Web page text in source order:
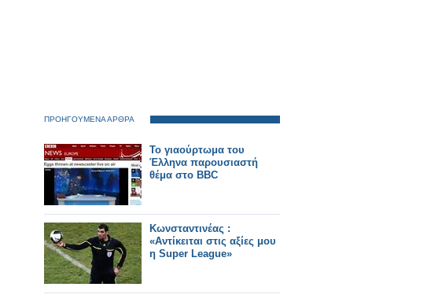
ΠΡΟΗΓΟΥΜΕΝΑ ΑΡΘΡΑ
Το γιαούρτωμα του
Έλληνα παρουσιαστή
θέμα στο BBC
Κωνσταντινέας :
«Αντίκειται στις αξίες μου
η Super League»